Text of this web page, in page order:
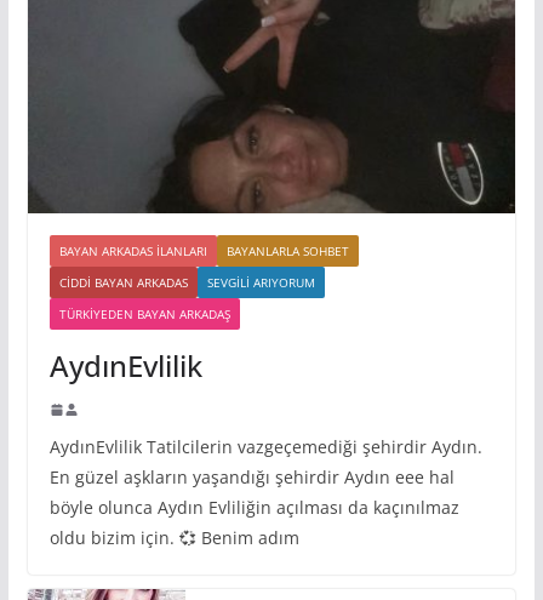
BAYAN ARKADAS ILANLARI
BAYANLARLA SOHBET
CIDDI BAYAN ARKADAS
SEVGILI ARIYORUM
TÜRKIYEDEN BAYAN ARKADAŞ
AydınEvlilik
AydınEvlilik Tatilcilerin vazgeçemediği şehirdir Aydın.
En güzel aşkların yaşandığı şehirdir Aydın eee hal
böyle olunca Aydın Evliliğin açılması da kaçınılmaz
oldu bizim için. 💞 Benim adım